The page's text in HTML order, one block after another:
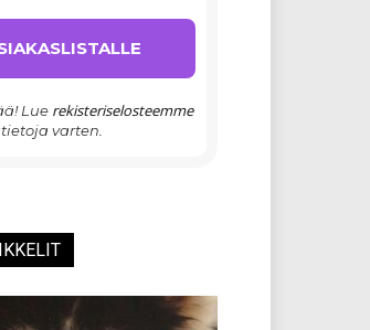
Lue rekisteriselosteemme
varten.